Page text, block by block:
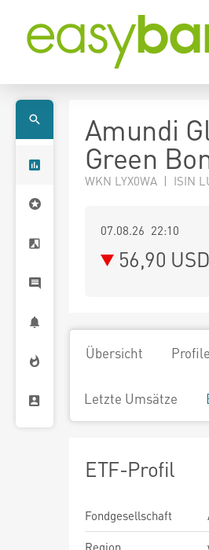
Amundi
Green
WKN LYX0WA | ISIN
07.08.26 22:10
56,90 USD
Übersicht
Letzte Umsätze
ETF-Profil
Fondgesellschaft
Region